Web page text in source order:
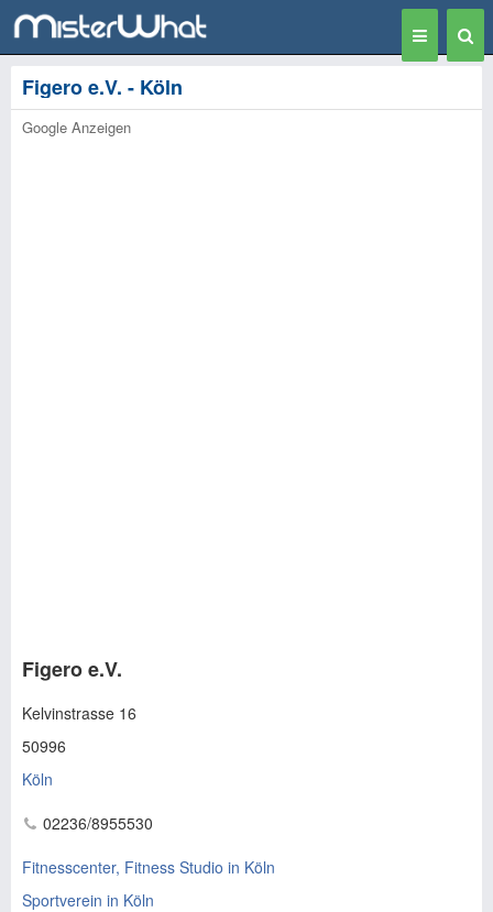
Toggle
navigation
Figero e.V. - Köln
Google Anzeigen
Figero e.V.
Kelvinstrasse 16
50996
Köln
02236/8955530
Fitnesscenter, Fitness Studio in Köln
Sportverein in Köln